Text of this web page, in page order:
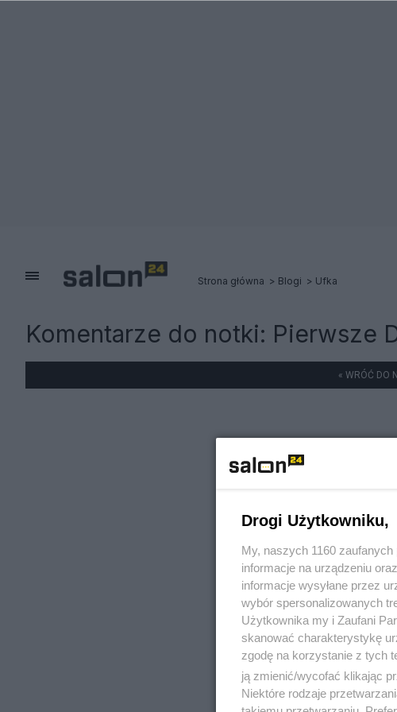
Strona główna Blogi Ufka
Komentarze do notki: Pierwsze
« WRÓĆ DO
Drogi Użytkowniku,
My, naszych 1160
informacje na urządzeniu
informacje wysyłane przez
wybór spersonalizowanych
Użytkownika my i Zaufani
skanować charakterystykę
zgodę na korzystanie z tych
ją zmienić/wycofać klikając
Niektóre rodzaje